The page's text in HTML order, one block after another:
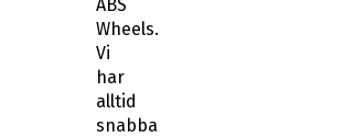
ABS
Wheels.
Vi
har
alltid
snabba